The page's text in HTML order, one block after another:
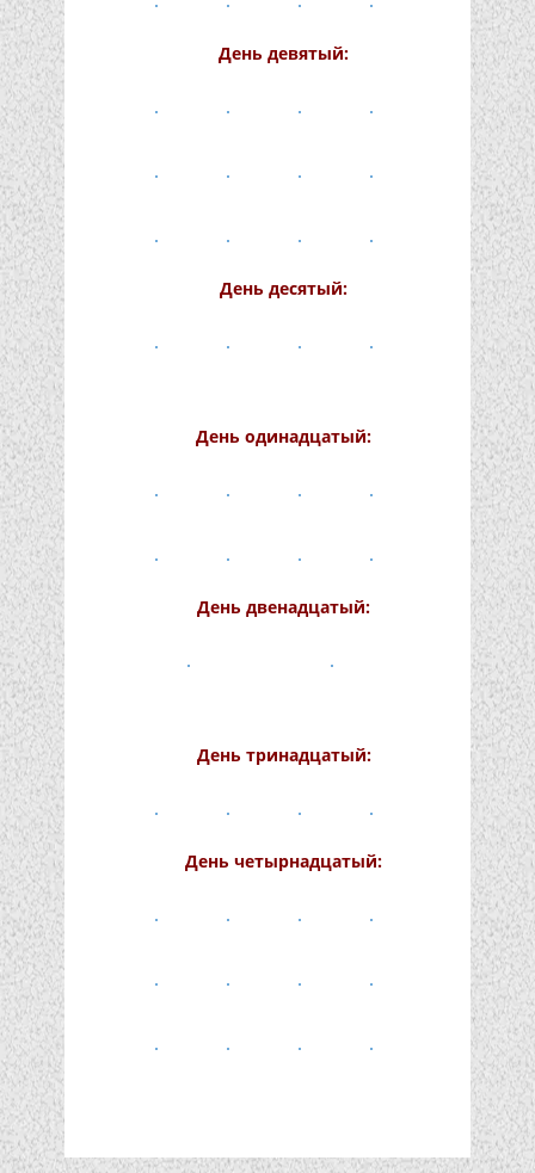
День девятый:
День десятый:
День одинадцатый:
День двенадцатый:
День тринадцатый:
День четырнадцатый: